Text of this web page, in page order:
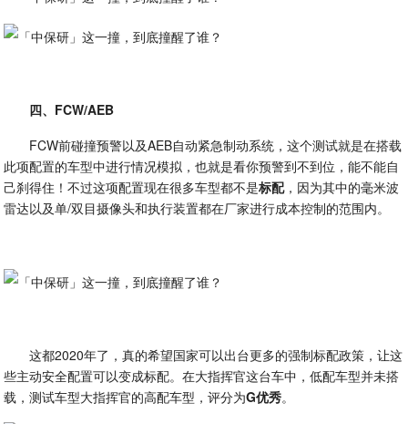
四、FCW/AEB
FCW前碰撞预警以及AEB自动紧急制动系统，这个测试就是在搭载
此项配置的车型中进行情况模拟，也就是看你预警到不到位，能不能自
己刹得住！不过这项配置现在很多车型都不是标配，因为其中的毫米波
雷达以及单/双目摄像头和执行装置都在厂家进行成本控制的范围内。
这都2020年了，真的希望国家可以出台更多的强制标配政策，让这
些主动安全配置可以变成标配。在大指挥官这台车中，低配车型并未搭
载，测试车型大指挥官的高配车型，评分为G优秀。